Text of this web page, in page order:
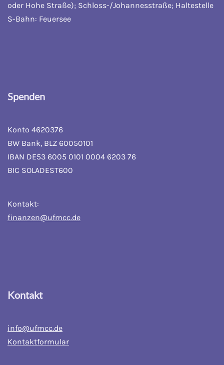
oder Hohe Straße); Schloss-/Johannesstraße; Haltestelle
S-Bahn: Feuersee
Spenden
Konto 4620376
BW Bank, BLZ 60050101
IBAN DE53 6005 0101 0004 6203 76
BIC SOLADEST600
Kontakt:
finanzen@ufmcc.de
Kontakt
info@ufmcc.de
Kontaktformular